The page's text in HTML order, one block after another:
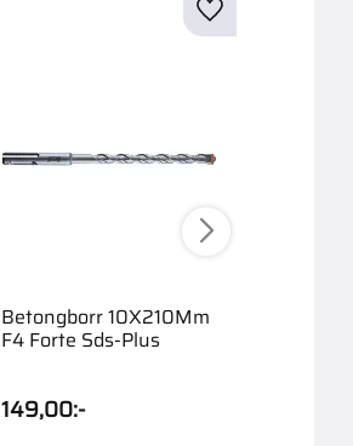
Betongborr 10X210Mm
F4 Forte Sds-Plus
149,00:-